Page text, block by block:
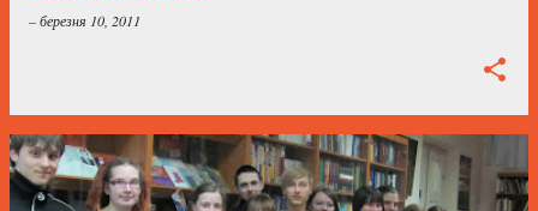
–березня 10, 2011